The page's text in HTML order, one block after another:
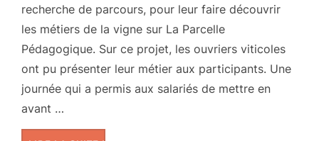
recherche de parcours, pour leur faire découvrir
les métiers de la vigne sur La Parcelle
Pédagogique. Sur ce projet, les ouvriers viticoles
ont pu présenter leur métier aux participants. Une
journée qui a permis aux salariés de mettre en
avant …